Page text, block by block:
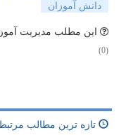
دانش آموزان
این مطلب مدیریت
(0)
تازه ترین مطالب